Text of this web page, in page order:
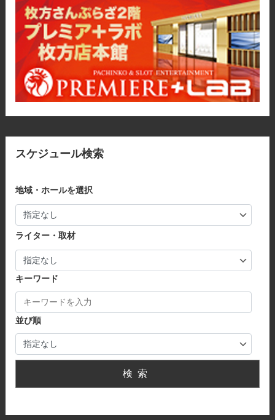
スケジュール検索
地域・ホールを選択
ライター・取材
キーワード
並び順
検索